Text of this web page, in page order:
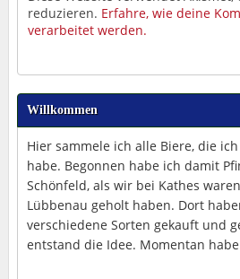
reduzieren. Erfahre, wie deine
verarbeitet werden.
Willkommen
Hier sammele ich alle Biere, die
habe. Begonnen habe ich damit
Schönfeld, als wir bei Kathes
Lübbenau geholt haben. Dort
verschiedene Sorten gekauft und
entstand die Idee. Momentan